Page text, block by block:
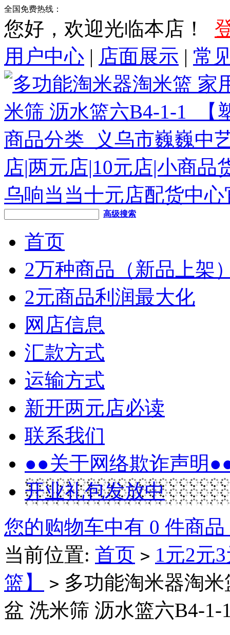
全国免费热线：
您好，欢迎光临本店！
用户中心 | 店面展示 | 常
高级搜索
首页
2万种商品（新品上架
2元商品利润最大化
网店信息
汇款方式
运输方式
新开两元店必读
联系我们
●●关于网络欺诈声明
开业礼包发放中
您的购物车中有 0 件商
当前位置: 首页 > 1元2元
篮】
> 多功能淘米器淘
盆 洗米筛 沥水篮六B4-1-